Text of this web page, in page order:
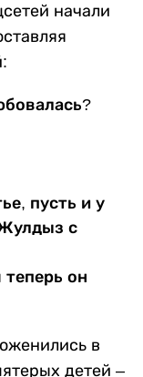
начали
пусть и у
с
он
в
детей –